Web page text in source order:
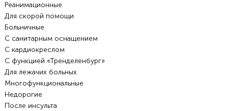
Реанимационные
Для скорой помощи
Больничные
С санитарным оснащением
С кардиокреслом
С функцией «Тренделенбург»
Для лежачих больных
Многофункциональные
Недорогие
После инсульта